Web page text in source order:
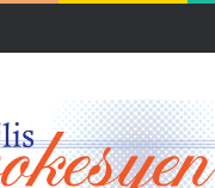
PELAJAR UUM